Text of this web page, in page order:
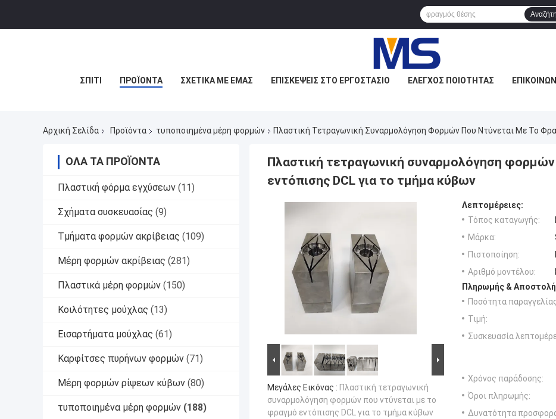
ΣΠΊΤΙ ΠΡΟΪΌΝΤΑ ΣΧΕΤΙΚΆ ΜΕ ΕΜΆΣ ΕΠΙΣΚΈΨΕΙΣ ΣΤΟ ΕΡΓΟΣΤΆΣΙΟ ΈΛΕΓΧΟΣ ΠΟΙΌΤΗΤΑΣ
Αρχική Σελίδα Προϊόντα τυποποιημένα μέρη φορμών Πλαστική Τετραγωνική Συναρμολόγηση Φορμών Που Ντύνεται Με Το
ΌΛΑ ΤΑ ΠΡΟΪΌΝΤΑ
Πλαστική φόρμα εγχύσεων (11)
Σχήματα συσκευασίας (9)
Τμήματα φορμών ακρίβειας (109)
Μέρη φορμών ακρίβειας (281)
Πλαστικά μέρη φορμών (150)
Κοιλότητες μούχλας (13)
Εισαρτήματα μούχλας (61)
Καρφίτσες πυρήνων φορμών (71)
Μέρη φορμών ρίψεων κύβων (80)
τυποποιημένα μέρη φορμών (188)
Πλαστική τετραγωνική συναρμολόγηση
εντόπισης DCL για το τμήμα κύβων
Μεγάλες Εικόνας : Πλαστική τετραγωνική
συναρμολόγηση φορμών που ντύνεται με το
φραγμό εντόπισης DCL για το τμήμα κύβων
Λεπτομέρειες:
Τόπος καταγωγής:
Μάρκα:
Πιστοποίηση:
Αριθμό μοντέλου:
Πληρωμής &
Ποσότητα
Τιμή:
Συσκευασία
Χρόνος παράδοσης:
Όροι πληρωμής:
Δυνατότητα